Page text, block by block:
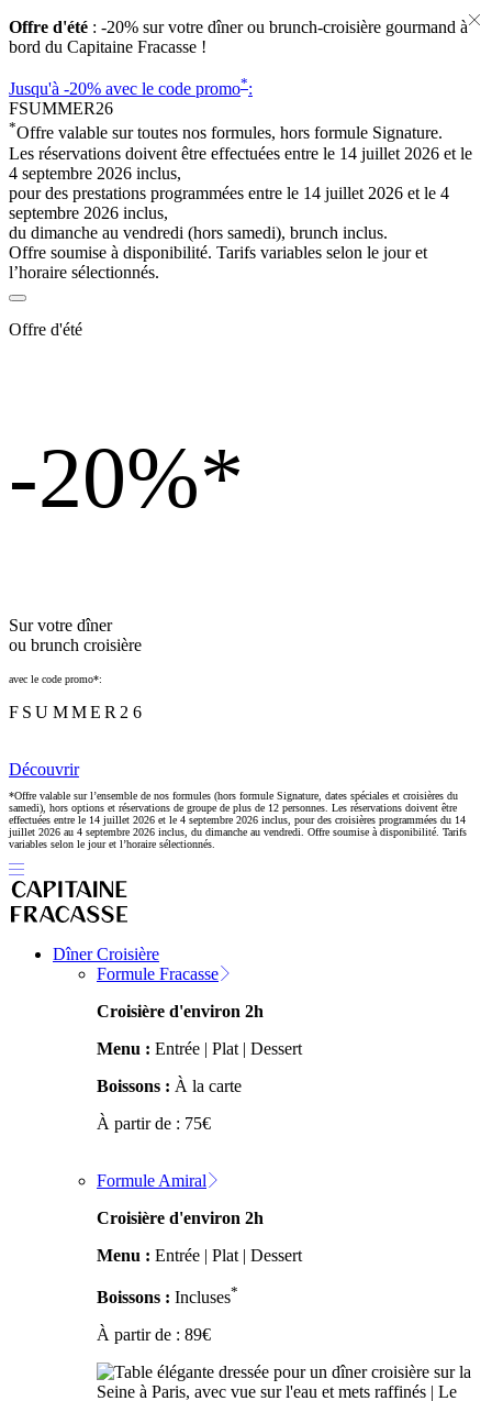
Offre d'été : -20% sur votre dîner ou brunch-croisière gourmand à
bord du Capitaine Fracasse !
Jusqu'à -20% avec le code promo*:
FSUMMER26
*Offre valable sur toutes nos formules, hors formule Signature.
Les réservations doivent être effectuées entre le 14 juillet 2026 et le
4 septembre 2026 inclus,
pour des prestations programmées entre le 14 juillet 2026 et le 4
septembre 2026 inclus,
du dimanche au vendredi (hors samedi), brunch inclus.
Offre soumise à disponibilité. Tarifs variables selon le jour et
l’horaire sélectionnés.
Offre d'été
-20%*
Sur votre dîner
ou brunch croisière
avec le code promo*:
FSUMMER26
Découvrir
*Offre valable sur l’ensemble de nos formules (hors formule Signature, dates spéciales et croisières du
samedi), hors options et réservations de groupe de plus de 12 personnes. Les réservations doivent être
effectuées entre le 14 juillet 2026 et le 4 septembre 2026 inclus, pour des croisières programmées du 14
juillet 2026 au 4 septembre 2026 inclus, du dimanche au vendredi. Offre soumise à disponibilité. Tarifs
variables selon le jour et l’horaire sélectionnés.
Dîner Croisière
Formule Fracasse
Croisière d'environ 2h
Menu : Entrée | Plat | Dessert
Boissons : À la carte
À partir de : 75€
Formule Amiral
Croisière d'environ 2h
Menu : Entrée | Plat | Dessert
Boissons : Incluses*
À partir de : 89€